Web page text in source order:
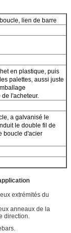
lien de barre
en plastique, puis
palettes, aussi juste
l'acheteur.
a galvanisé le
le double fil de
boucle d'acier
extrémités du
anneaux de la
direction.